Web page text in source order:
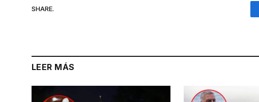
SHARE.
LEER MÁS